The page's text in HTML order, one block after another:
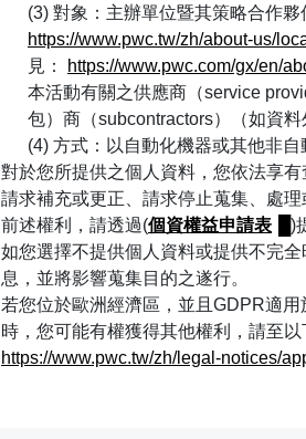
對象：主辦單位暨其策略合作夥
https://www.pwc.tw/zh/about-us/
見：
https://www.pwc.com/gx/en/
本活動有關之供應商（service
包）商（subcontractors）（如資料
方式：以自動化機器或其他非自
對於您所提供之個人資料，您依法享
請求補充或更正、請求停止蒐集、處
前述權利，請透過(個資權益申請表
)
如您選擇不提供個人資料或提供不完
息，並將影響蒐集目的之遂行。
若您位於歐洲經濟區，並且GDPR適
時，您可能有權獲得其他權利，請至以
https://www.pwc.tw/zh/legal-notices/